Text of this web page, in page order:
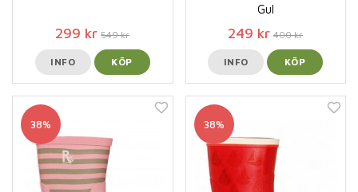
299 kr 549 kr
INFO KÖP
Gul
249 kr 400 kr
INFO KÖP
38% 38%